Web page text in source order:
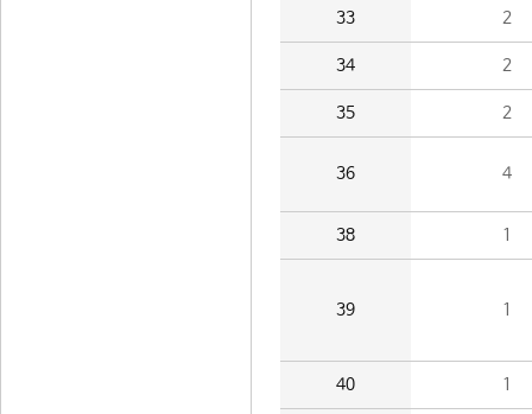
33 2
34 2
35 2
36 4
38 1
39 1
40 1